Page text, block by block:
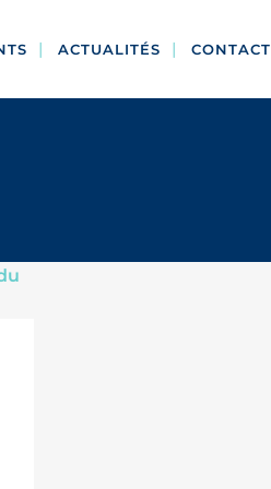
ACTUALITÉS CONTACT